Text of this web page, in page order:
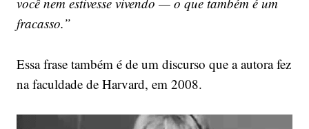
fracasso.”
Essa frase também é de um discurso que a autora fez
na faculdade de Harvard, em 2008.